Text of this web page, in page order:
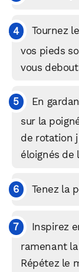
Tournez
vos pieds
vous
En
sur la
de rotation
éloignés de
Tenez la
Inspirez
ramenant
Répétez le